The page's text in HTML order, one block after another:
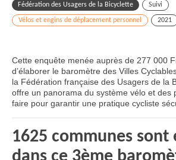
Fédération des Usagers de la Bicyclette Suivi
Vélos et engins de déplacement personnel 2021
Cette enquête menée auprès de 277 000
d’élaborer le baromètre des Villes
la Fédération française des Usagers de la
offre un panorama du système vélo et des
faire pour garantir une pratique cycliste
1625 communes sont